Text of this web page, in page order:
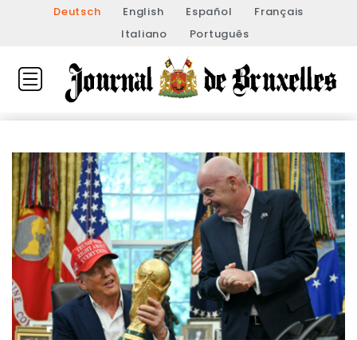
Deutsch English Español
Français
Italiano
Português